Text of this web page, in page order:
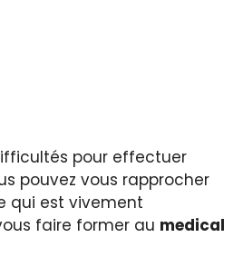
pour effectuer
pouvez vous rapprocher
qui est vivement
faire former au medical